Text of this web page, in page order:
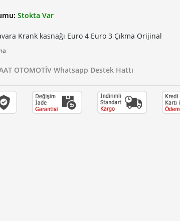
Stokta Var
Krank kasnağı Euro 4 Euro 3 Çıkma Orijinal
OTOMOTİV Whatsapp Destek Hattı